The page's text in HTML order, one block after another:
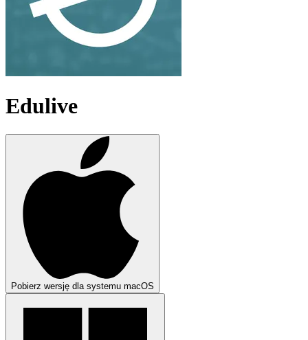
Edulive
Pobierz wersję dla systemu macOS